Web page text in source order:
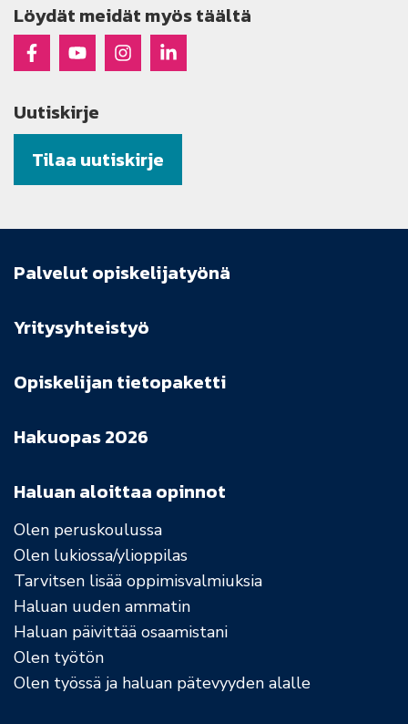
Löydät meidät myös täältä
Raseko Facebookissa
Raseko Youtubessa
Raseko Instagramissa
Raseko Linkedinissä
Uutiskirje
Tilaa uutiskirje
Haluan aloittaa opinnot
Olen peruskoulussa
Olen lukiossa/ylioppilas
Tarvitsen lisää oppimisvalmiuksia
Haluan uuden ammatin
Haluan päivittää osaamistani
Olen työtön
Olen työssä ja haluan pätevyyden alalle
Palvelut opiskelijatyönä
Yritysyhteistyö
Opiskelijan tietopaketti
Hakuopas 2026